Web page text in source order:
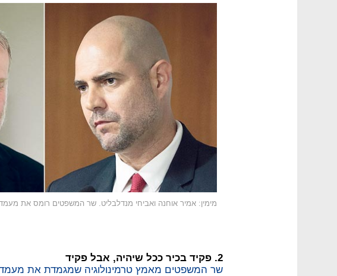
מימין: אמיר אוחנה ואביחי מנדלבליט. שר המשפטים רומס את
2. פקיד בכיר ככל שיהיה, אבל פקיד
שר המשפטים מאמץ טרמינולוגיה שמגמדת את